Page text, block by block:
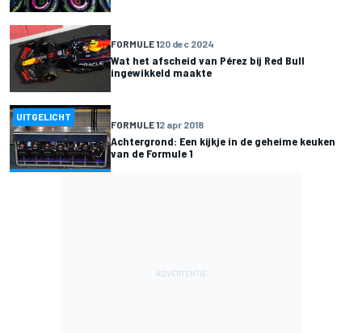
FORMULE 120 dec 2024
Wat het afscheid van Pérez bij Red Bull
ingewikkeld maakte
UITGELICHT
FORMULE 12 apr 2018
Achtergrond: Een kijkje in de geheime keuken
van de Formule 1